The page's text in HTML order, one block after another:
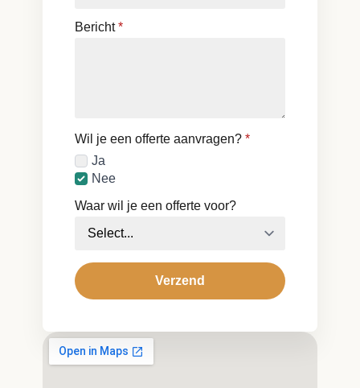
Bericht *
Wil je een offerte aanvragen? *
Ja
Nee
Waar wil je een offerte voor?
Verzend